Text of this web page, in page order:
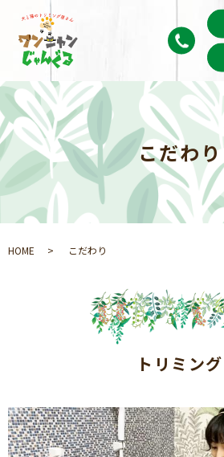
こだわり
HOME こだわり
トリミング